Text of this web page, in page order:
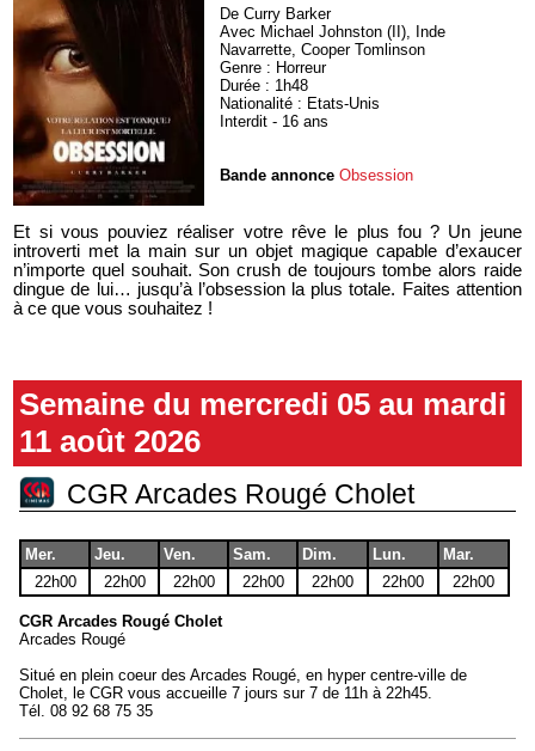
Services
Contacts
De Curry Barker
Avec Michael Johnston (II), Inde
Navarrette, Cooper Tomlinson
Genre : Horreur
Durée : 1h48
Nationalité : Etats-Unis
Interdit - 16 ans
Bande annonce Obsession
Et si vous pouviez réaliser votre rêve le plus fou ? Un jeune
introverti met la main sur un objet magique capable d’exaucer
n’importe quel souhait. Son crush de toujours tombe alors raide
dingue de lui… jusqu’à l’obsession la plus totale. Faites attention
à ce que vous souhaitez !
Semaine du mercredi 05 au mardi
11 août 2026
CGR Arcades Rougé Cholet
Mer. Jeu. Ven. Sam. Dim. Lun.
Mar.
22h00
22h00 22h00 22h00 22h00 22h00 22h00
CGR Arcades Rougé Cholet
Arcades Rougé
Situé en plein coeur des Arcades Rougé, en hyper centre-ville de
Cholet, le CGR vous accueille 7 jours sur 7 de 11h à 22h45.
Tél.08 92 68 75 35